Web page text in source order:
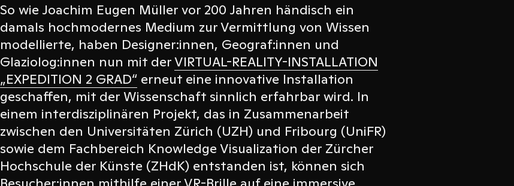
So wie Joachim Eugen Müller vor 200 Jahren händisch ein
damals hochmodernes Medium zur Vermittlung von Wissen
modellierte, haben Designer:innen, Geograf:innen und
Glaziolog:innen nun mit derVIRTUAL-REALITY-INSTALLATION
„EXPEDITION 2 GRAD“erneut eine innovative Installation
geschaffen, mit der Wissenschaft sinnlich erfahrbar wird. In
einem interdisziplinären Projekt, das in Zusammenarbeit
zwischen den Universitäten Zürich (UZH) und Fribourg (UniFR)
sowie dem Fachbereich Knowledge Visualization der Zürcher
Hochschule der Künste (ZHdK) entstanden ist, können sich